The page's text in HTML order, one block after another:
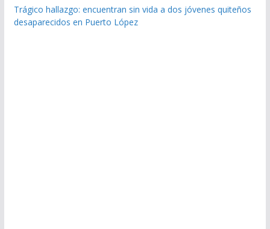
Trágico hallazgo: encuentran sin vida a dos jóvenes quiteños
desaparecidos en Puerto López